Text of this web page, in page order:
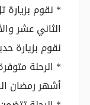
* نقوم
الثاني عشر
نقوم بزيارة
* الرحلة
أشهر رمضان